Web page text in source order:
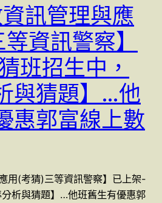
訊管理與應
資訊警察】
班招生中，
與猜題】…他
惠郭富線上數
用(考猜)三等資訊警察】已上架-
析與猜題】…他班舊生有優惠郭